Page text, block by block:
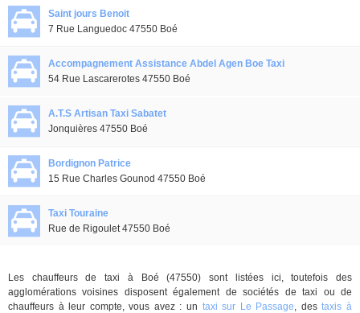
Saint jours Benoit
7 Rue Languedoc 47550 Boé
Accompagnement Assistance Abdel Agen Boe Taxi
54 Rue Lascarerotes 47550 Boé
A.T.S Artisan Taxi Sabatet
Jonquières 47550 Boé
Bordignon Patrice
15 Rue Charles Gounod 47550 Boé
Taxi Touraine
Rue de Rigoulet 47550 Boé
Les chauffeurs de taxi à Boé (47550) sont listées ici, toutefois des
agglomérations voisines disposent également de sociétés de taxi ou de
chauffeurs à leur compte, vous avez : un taxi sur Le Passage, destaxis à